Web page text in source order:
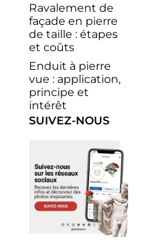
Ravalement de
façade en pierre
de taille : étapes
et coûts
Enduit à pierre
vue : application,
principe et
intérêt
SUIVEZ-NOUS